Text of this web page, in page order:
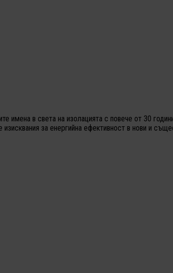
имена в света на изолацията с повече от 30
за енергийна ефективност в нови и